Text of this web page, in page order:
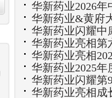
华新药业2026
华新药业&黄府
华新药业闪耀中
华新药业亮相第
华新药业亮相
华新药业2025
华新药业闪耀第
华新药业亮相成